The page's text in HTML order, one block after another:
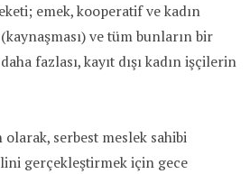
emek, kooperatif ve kadın
ve tüm bunların bir
fazlası, kayıt dışı kadın işçilerin
serbest meslek sahibi
gerçekleştirmek için gece